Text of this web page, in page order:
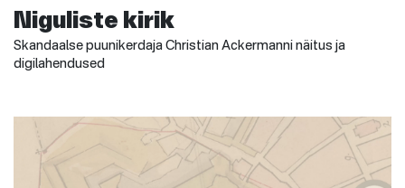
Niguliste kirik
Skandaalse puunikerdaja Christian Ackermanni näitus ja
digilahendused